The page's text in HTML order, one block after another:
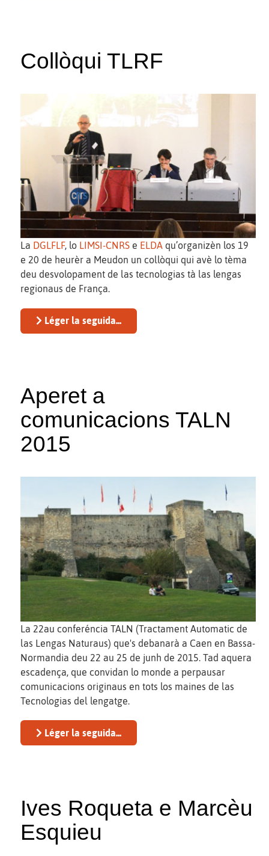
Collòqui TLRF
La DGLFLF, lo LIMSI-CNRS e ELDA qu’organizèn los 19
e 20 de heurèr a Meudon un collòqui qui avè lo tèma
deu desvolopament de las tecnologias tà las lengas
regionaus de França.
Léger la seguida...
Aperet a
comunicacions TALN
2015
La 22au conferéncia TALN (Tractament Automatic de
las Lengas Naturaus) que's debanarà a Caen en Bassa-
Normandia deu 22 au 25 de junh de 2015. Tad aquera
escadença, que convidan lo monde a perpausar
comunicacions originaus en tots los maines de las
Tecnologias del lengatge.
Léger la seguida...
Ives Roqueta e Marcèu
Esquieu